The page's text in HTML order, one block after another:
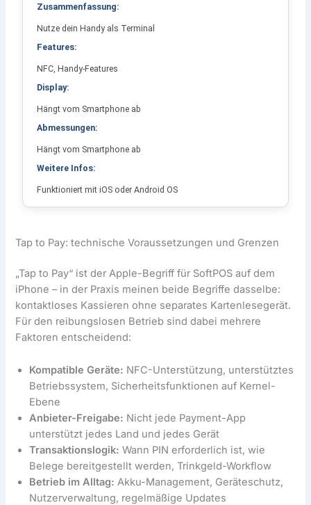
Zusammenfassung:
Nutze dein Handy als Terminal
Features:
NFC, Handy-Features
Display:
Hängt vom Smartphone ab
Abmessungen:
Hängt vom Smartphone ab
Weitere Infos:
Funktioniert mit iOS oder Android OS
Tap to Pay: technische Voraussetzungen und Grenzen
„Tap to Pay“ ist der Apple-Begriff für SoftPOS auf dem
iPhone – in der Praxis meinen beide Begriffe dasselbe:
kontaktloses Kassieren ohne separates Kartenlesegerät.
Für den reibungslosen Betrieb sind dabei mehrere
Faktoren entscheidend:
Kompatible Geräte: NFC-Unterstützung, unterstütztes
Betriebssystem, Sicherheitsfunktionen auf Kernel-
Ebene
Anbieter-Freigabe: Nicht jede Payment-App
unterstützt jedes Land und jedes Gerät
Transaktionslogik: Wann PIN erforderlich ist, wie
Belege bereitgestellt werden, Trinkgeld-Workflow
Betrieb im Alltag: Akku-Management, Geräteschutz,
Nutzerverwaltung, regelmäßige Updates